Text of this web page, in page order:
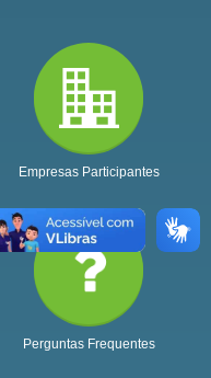
Empresas Participantes
Perguntas Frequentes